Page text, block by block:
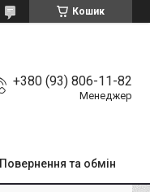
Кошик
+380 (93) 806-11-82
Менеджер
Повернення та обмін